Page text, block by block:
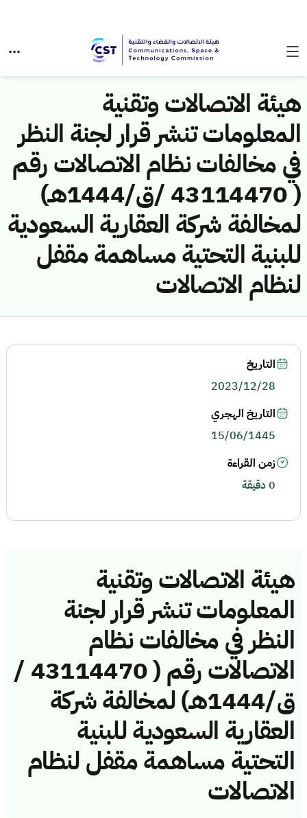
هيئة الاتصالات وتقنية
المعلومات تنشر قرار لجنة النظر
في مخالفات نظام الاتصالات رقم
( 43114470 /ق/1444هـ)
لمخالفة شركة العقارية السعودية
للبنية التحتية مساهمة مقفل
لنظام الاتصالات
هيئة الاتصالات وتقنية
المعلومات تنشر قرار لجنة
النظر في مخالفات نظام
الاتصالات رقم ( 43114470 /
ق/1444هـ) لمخالفة شركة
العقارية السعودية للبنية
التحتية مساهمة مقفل لنظام
الاتصالات
التاريخ
2023/12/28
التاريخ الهجري
15/06/1445
زمن القراءة
0 دقيقة